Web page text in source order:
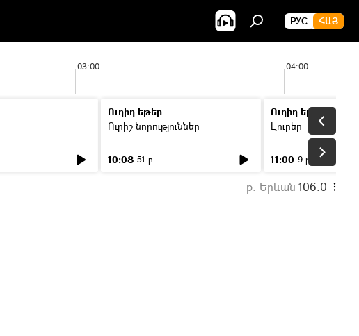
РУС ՀԱՅ
03:00 04:00
Ուղիղ եթեր
Ուրիշ նորություններ
10:08 51 ր
Ուղիղ եթեր
Լուրեր
11:00 9 ր
ք. Երևան 106.0